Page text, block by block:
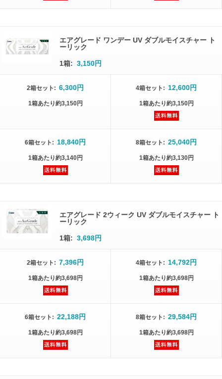
エアグレード ワンデー UV ダブルモイスチャー ト
ーリック
1箱: 3,150円
2箱セット : 6,300円
1箱あたり約3,150円
4箱セット : 12,600円
1箱あたり約3,150円
6箱セット : 18,840円
1箱あたり約3,140円
8箱セット : 25,040円
1箱あたり約3,130円
エアグレード 2ウィーク UV ダブルモイスチャー ト
ーリック
1箱: 3,698円
2箱セット : 7,396円
1箱あたり約3,698円
4箱セット : 14,792円
1箱あたり約3,698円
6箱セット : 22,188円
1箱あたり約3,698円
8箱セット : 29,584円
1箱あたり約3,698円